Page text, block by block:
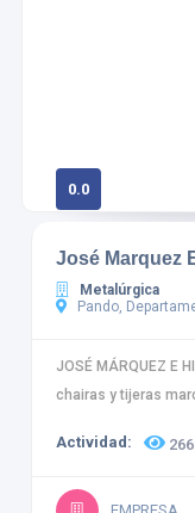
0.0
José Marquez
Metalúrgica
Pando,
JOSÉ MÁRQUEZ E
chairas y tijeras
Actividad: